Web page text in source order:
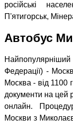
російські
П'ятигорськ,
Автобус
Федерації) -
Москва - від 1100
документи на цей
онлайн.
Москви з